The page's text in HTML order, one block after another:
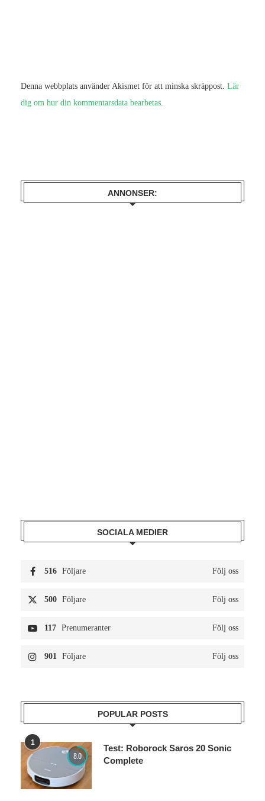
Denna webbplats använder Akismet för att minska skräppost. Lär
dig om hur din kommentarsdata bearbetas.
ANNONSER:
SOCIALA MEDIER
516 Följare Följ oss
500 Följare Följ oss
117 Prenumeranter Följ oss
901 Följare Följ oss
POPULAR POSTS
1
8.0
Test: Roborock Saros 20 Sonic
Complete